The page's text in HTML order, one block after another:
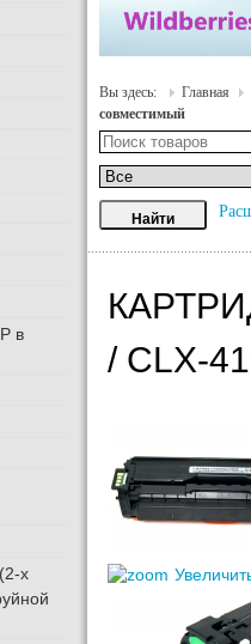
Вы здесь: Главная
совместимый
/ CLX-
в
х